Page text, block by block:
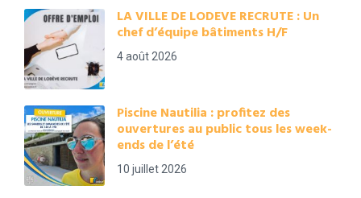
LA VILLE DE LODEVE RECRUTE : Un
chef d’équipe bâtiments H/F
4 août 2026
Piscine Nautilia : profitez des
ouvertures au public tous les week-
ends de l’été
10 juillet 2026